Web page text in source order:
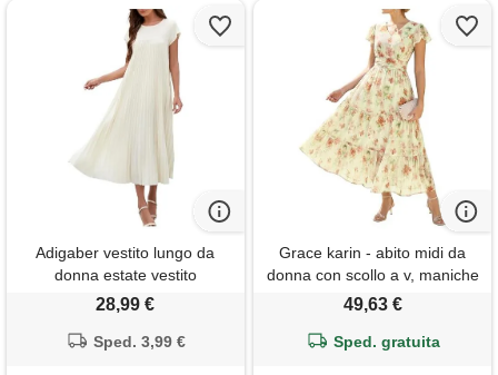
Adigaber vestito lungo da
donna estate vestito
plissettato abito casual
28,99 €
Sped. 3,99 €
Grace karin - abito midi da
donna con scollo a v, maniche
con volant, linea a, floreale,
49,63 €
Sped. gratuita